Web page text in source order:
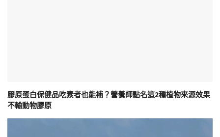
膠原蛋白保健品吃素者也能補？營養師點名這2種植物來源效果
不輸動物膠原